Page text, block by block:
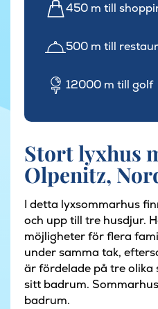
450 m till
500 m till
12000 m till golf
Stort lyxhus
Olpenitz,
I detta lyxsommarhus
och upp till tre husdjur.
möjligheter för flera
under samma tak,
är fördelade på tre
sitt badrum.
badrum.